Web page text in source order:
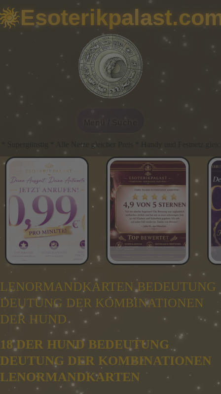
Netze gleicher Preis * Handy und Festnetz gleicher Preis *
LENORMANDKARTEN BEDEUTUNG
DEUTUNG DER KOMBINATIONEN
DER HUND
18 DER HUND BEDEUTUNG
DEUTUNG DER KOMBINATIONEN
LENORMANDKARTEN